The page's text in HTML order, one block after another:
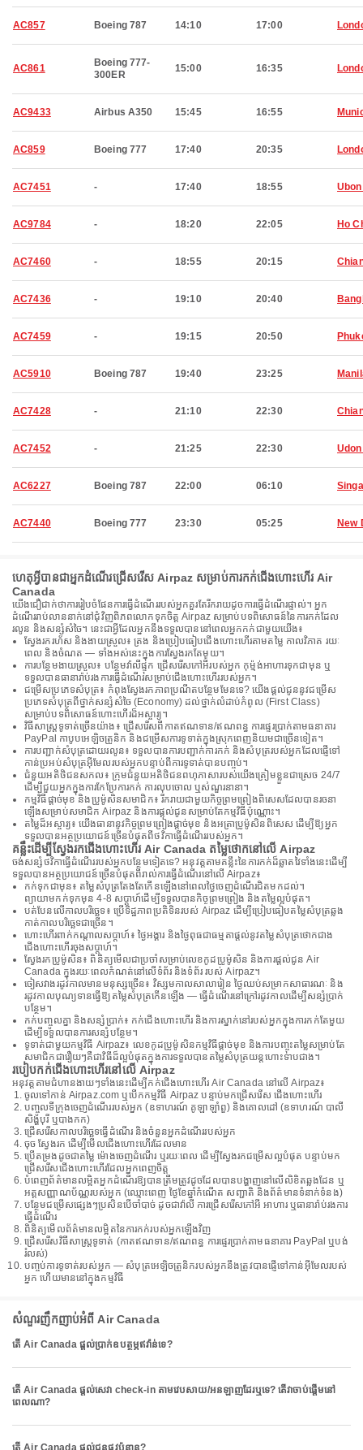
AC857 Boeing 787 14:10 17:00
AC861
Boeing 777-
300ER
15:00 16:35
AC9433 Airbus A350 15:45 16:55
AC859 Boeing 777 17:40 20:35
AC7451 - 17:40 18:55
AC9784 - 18:20 22:05 Ho
AC7460 - 18:55 20:15
AC7436 - 19:10 20:40
AC7459 - 19:15 20:50
AC5910 Boeing 787 19:40 23:25
AC7428 - 21:10 22:30
AC7452 - 21:25 22:30
AC6227 Boeing 787 22:00 06:10
AC7440 Boeing 777 23:30 05:25 New
ហេតុអ្វីបានជាអ្នកដំណើរជ្រើសរើស Airpaz សម្រាប់ការកក់ជើងហោះហើរ Air
Canada
យើងជឿជាក់ថាការរៀបចំផែនការធ្វើដំណើររបស់អ្នកគួរតែរីករាយដូចការធ្វើដំណើរផ្ទាល់។ អ្នក
ដំណើររាប់លាននាក់នៅជុំវិញពិភពលោកទុកចិត្ត Airpaz សម្រាប់បទពិសោធន៍នៃការកក់ដែល
រលូន និងសន្សំសំចៃ។ នេះជាអ្វីដែលអ្នកនឹងទទួលបាននៅពេលអ្នកកក់ជាមួយយើង៖
ស្វែងរករហ័ស និងងាយស្រួល៖ ត្រង និងប្រៀបធៀបជើងហោះហើរតាមតម្លៃ កាលវិភាគ រយៈ
ពេល និងចំណត — ទាំងអស់នេះក្នុងការស្វែងរកតែមួយ។
ការបន្ថែមងាយស្រួល៖ បន្ថែមវ៉ាលីផ្ទុក ជ្រើសរើសកៅអីរបស់អ្នក កុម្ម៉ង់អាហារទុកជាមុន ឬ
ទទួលបានធានារ៉ាប់រងការធ្វើដំណើរសម្រាប់ជើងហោះហើររបស់អ្នក។
ជម្រើសប្រភេទសំបុត្រ៖ កំពុងស្វែងរកភាពប្រណីតបន្ថែមមែនទេ? យើងផ្តល់ជូននូវជម្រើស
ប្រភេទសំបុត្រពីថ្នាក់សន្សំសំចៃ (Economy) ដល់ថ្នាក់លំដាប់កំពូល (First Class)
សម្រាប់បទពិសោធន៍ហោះហើរដ៏អស្ចារ្យ។
វិធីសាស្រ្តទូទាត់ច្រើនយ៉ាង៖ ជ្រើសរើសពីកាតឥណទាន/ឥណពន្ធ ការផ្ទេរប្រាក់តាមធនាគារ
PayPal កាបូបអេឡិចត្រូនិក និងជម្រើសការទូទាត់ក្នុងស្រុកពេញនិយមជាច្រើនទៀត។
ការបញ្ជាក់សំបុត្រដោយរលូន៖ ទទួលបានការបញ្ជាក់ការកក់ និងសំបុត្ររបស់អ្នកដែលផ្ញើទៅ
កាន់ប្រអប់សំបុត្រអ៊ីមែលរបស់អ្នកបន្ទាប់ពីការទូទាត់បានបញ្ចប់។
ជំនួយអតិថិជនសកល៖ ក្រុមជំនួយអតិថិជនពហុភាសារបស់យើងត្រៀមខ្លួនជាស្រេច 24/7
ដើម្បីជួយអ្នកក្នុងការកែប្រែការកក់ ការលុបចោល ឬសំណួរនានា។
កម្មវិធីផ្តាច់មុខ និងប្រូម៉ូសិនសមាជិក៖ រីករាយជាមួយកិច្ចព្រមព្រៀងពិសេសដែលបានរចនា
ឡើងសម្រាប់សមាជិក Airpaz និងការផ្តល់ជូនសម្រាប់តែកម្មវិធីប៉ុណ្ណោះ។
តម្លៃដ៏អស្ចារ្យ៖ យើងធានានូវកិច្ចព្រមព្រៀងផ្តាច់មុខ និងអត្រាប្រូម៉ូសិនពិសេស ដើម្បីឱ្យអ្នក
ទទួលបានអត្ថប្រយោជន៍ច្រើនបំផុតពីថវិកាធ្វើដំណើររបស់អ្នក។
គន្លឹះដើម្បីស្វែងរកជើងហោះហើរ Air Canada តម្លៃថោកនៅលើ Airpaz
ចង់សន្សំថវិកាធ្វើដំណើររបស់អ្នកបន្ថែមទៀតទេ? អនុវត្តតាមគន្លឹះនៃការកក់ដ៏ឆ្លាតវៃទាំងនេះដើម្បី
ទទួលបានអត្ថប្រយោជន៍ច្រើនបំផុតពីរាល់ការធ្វើដំណើរនៅលើ Airpaz៖
កក់ទុកជាមុន៖ តម្លៃសំបុត្រតែងតែកើនឡើងនៅពេលថ្ងៃចេញដំណើរជិតមកដល់។
ព្យាយាមកក់ទុកមុន 4-8 សប្តាហ៍ដើម្បីទទួលបានកិច្ចព្រមព្រៀង និងតម្លៃល្អបំផុត។
បត់បែនលើកាលបរិច្ឆេទ៖ ប្រើទិដ្ឋភាពប្រតិទិនរបស់ Airpaz ដើម្បីប្រៀបធៀបតម្លៃសំបុត្រឆ្លង
កាត់កាលបរិច្ឆេទជាច្រើន។
ហោះហើរពាក់កណ្តាលសប្តាហ៍៖ ថ្ងៃអង្គារ និងថ្ងៃពុធជាធម្មតាផ្តល់នូវតម្លៃសំបុត្រថោកជាង
ជើងហោះហើរចុងសប្តាហ៍។
ស្វែងរកប្រូម៉ូសិន៖ ពិនិត្យមើលជាប្រចាំសម្រាប់លេខកូដប្រូម៉ូសិន និងការផ្តល់ជូន Air
Canada ក្នុងរយៈពេលកំណត់នៅលើទំព័រ និងទំព័រ របស់ Airpaz។
ចៀសវាងរដូវកាលមានមនុស្សច្រើន៖ វិស្សមកាលសាលារៀន ថ្ងៃឈប់សម្រាកសាធារណៈ និង
រដូវកាលបុណ្យទានធ្វើឱ្យតម្លៃសំបុត្រកើនឡើង — ធ្វើដំណើរនៅក្រៅរដូវកាលដើម្បីសន្សំប្រាក់
បន្ថែម។
កក់បញ្ចូលគ្នា និងសន្សំប្រាក់៖ កក់ជើងហោះហើរ និងការស្នាក់នៅរបស់អ្នកក្នុងការកក់តែមួយ
ដើម្បីទទួលបានការសន្សំបន្ថែម។
ទូទាត់ជាមួយកម្មវិធី Airpaz៖ លេខកូដប្រូម៉ូសិនកម្មវិធីផ្តាច់មុខ និងការបញ្ចុះតម្លៃសម្រាប់តែ
សមាជិកជារឿយៗគឺជាវិធីដ៏ល្អបំផុតក្នុងការទទួលបានតម្លៃសំបុត្រយន្តហោះទាបជាង។
របៀបកក់ជើងហោះហើរនៅលើ Airpaz
អនុវត្តតាមជំហានងាយៗទាំងនេះដើម្បីកក់ជើងហោះហើរ Air Canada នៅលើ Airpaz៖
ចូលទៅកាន់ Airpaz.com ឬបើកកម្មវិធី Airpaz បន្ទាប់មកជ្រើសរើស ជើងហោះហើរ
បញ្ចូលទីក្រុងចេញដំណើររបស់អ្នក (ឧទាហរណ៍ គូឡាឡាំពួ) និងគោលដៅ (ឧទាហរណ៍ បាលី
សិង្ហបុរី ឬបាងកក)
ជ្រើសរើសកាលបរិច្ឆេទធ្វើដំណើរ និងចំនួនអ្នកដំណើររបស់អ្នក
ចុច ស្វែងរក ដើម្បីមើលជើងហោះហើរដែលមាន
ប្រើតម្រងដូចជាតម្លៃ ម៉ោងចេញដំណើរ ឬរយៈពេល ដើម្បីស្វែងរកជម្រើសល្អបំផុត បន្ទាប់មក
ជ្រើសរើសជើងហោះហើរដែលអ្នកពេញចិត្ត
បំពេញព័ត៌មានលម្អិតអ្នកដំណើរឱ្យបានត្រឹមត្រូវដូចដែលបានបង្ហាញនៅលើលិខិតឆ្លងដែន ឬ
អត្តសញ្ញាណប័ណ្ណរបស់អ្នក (ឈ្មោះពេញ ថ្ងៃខែឆ្នាំកំណើត សញ្ជាតិ និងព័ត៌មានទំនាក់ទំនង)
បន្ថែមជម្រើសផ្សេងៗប្រសិនបើចាំបាច់ ដូចជាវ៉ាលី ការជ្រើសរើសកៅអី អាហារ ឬធានារ៉ាប់រងការ
ធ្វើដំណើរ
ពិនិត្យមើលព័ត៌មានលម្អិតនៃការកក់របស់អ្នកឡើងវិញ
ជ្រើសរើសវិធីសាស្រ្តទូទាត់ (កាតឥណទាន/ឥណពន្ធ ការផ្ទេរប្រាក់តាមធនាគារ PayPal ឬបង់
រំលស់)
បញ្ចប់ការទូទាត់របស់អ្នក — សំបុត្រអេឡិចត្រូនិករបស់អ្នកនឹងត្រូវបានផ្ញើទៅកាន់អ៊ីមែលរបស់
អ្នក ហើយមាននៅក្នុងកម្មវិធី
សំណួរញឹកញាប់អំពី Air Canada
តើ Air Canada ផ្តល់ប្រាក់ឧបត្ថម្ភឥវ៉ាន់ទេ?
តើ Air Canada ផ្តល់សេវា check-in តាមវេបសាយ/អនឡាញដែរឬទេ? តើវាចាប់ផ្តើមនៅ
ពេលណា?
តើ Air Canada ផ្តល់ជូនផ្លូវប៉ុន្មាន?